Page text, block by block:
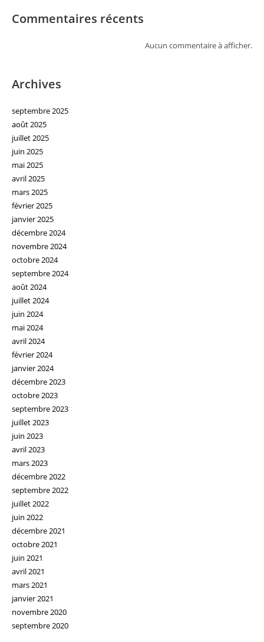
Commentaires récents
Aucun commentaire à afficher.
Archives
septembre 2025
août 2025
juillet 2025
juin 2025
mai 2025
avril 2025
mars 2025
février 2025
janvier 2025
décembre 2024
novembre 2024
octobre 2024
septembre 2024
août 2024
juillet 2024
juin 2024
mai 2024
avril 2024
février 2024
janvier 2024
décembre 2023
octobre 2023
septembre 2023
juillet 2023
juin 2023
avril 2023
mars 2023
décembre 2022
septembre 2022
juillet 2022
juin 2022
décembre 2021
octobre 2021
juin 2021
avril 2021
mars 2021
janvier 2021
novembre 2020
septembre 2020